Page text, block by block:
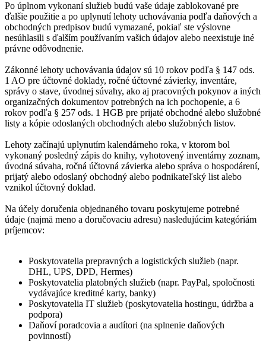
Po úplnom vykonaní služieb budú vaše údaje zablokované pre
ďalšie použitie a po uplynutí lehoty uchovávania podľa daňových a
obchodných predpisov budú vymazané, pokiaľ ste výslovne
nesúhlasili s ďalším používaním vašich údajov alebo neexistuje iné
právne odôvodnenie.
Zákonné lehoty uchovávania údajov sú 10 rokov podľa § 147 ods.
1 AO pre účtovné doklady, ročné účtovné závierky, inventáre,
správy o stave, úvodnej súvahy, ako aj pracovných pokynov a iných
organizačných dokumentov potrebných na ich pochopenie, a 6
rokov podľa § 257 ods. 1 HGB pre prijaté obchodné alebo služobné
listy a kópie odoslaných obchodných alebo služobných listov.
Lehoty začínajú uplynutím kalendárneho roka, v ktorom bol
vykonaný posledný zápis do knihy, vyhotovený inventárny zoznam,
úvodná súvaha, ročná účtovná závierka alebo správa o hospodárení,
prijatý alebo odoslaný obchodný alebo podnikateľský list alebo
vznikol účtovný doklad.
Na účely doručenia objednaného tovaru poskytujeme potrebné
údaje (najmä meno a doručovaciu adresu) nasledujúcim kategóriám
príjemcov:
Poskytovatelia prepravných a logistických služieb (napr.
DHL, UPS, DPD, Hermes)
Poskytovatelia platobných služieb (napr. PayPal, spoločnosti
vydávajúce kreditné karty, banky)
Poskytovatelia IT služieb (poskytovatelia hostingu, údržba a
podpora)
Daňoví poradcovia a audítori (na splnenie daňových
povinností)